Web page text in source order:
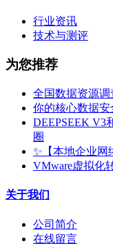
行业资讯
技术与测评
为您推荐
全国数据资源调
你的核心数据安
DEEPSEEK V3
圈
✨【本地企业网
VMware虚拟化
关于我们
公司简介
在线留言